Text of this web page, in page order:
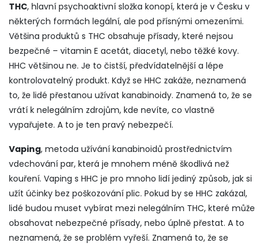
THC, hlavní psychoaktivní složka konopí, která je v Česku v
některých formách legální, ale pod přísnými omezeními.
Většina produktů s THC obsahuje přísady, které nejsou
bezpečné – vitamin E acetát, diacetyl, nebo těžké kovy.
HHC většinou ne. Je to čistší, předvídatelnější a lépe
kontrolovatelný produkt. Když se HHC zakáže, neznamená
to, že lidé přestanou užívat kanabinoidy. Znamená to, že se
vrátí k nelegálním zdrojům, kde nevíte, co vlastně
vypařujete. A to je ten pravý nebezpečí.
Vaping, metoda užívání kanabinoidů prostřednictvím
vdechování par, která je mnohem méně škodlivá než
kouření. Vaping s HHC je pro mnoho lidí jediný způsob, jak si
užít účinky bez poškozování plic. Pokud by se HHC zakázal,
lidé budou muset vybírat mezi nelegálním THC, které může
obsahovat nebezpečné přísady, nebo úplně přestat. A to
neznamená, že se problém vyřeší. Znamená to, že se